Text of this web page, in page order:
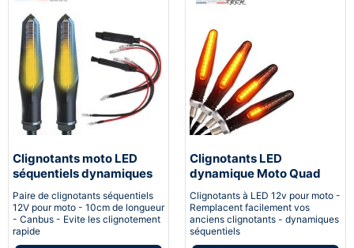
Clignotants moto LED
séquentiels dynamiques
canbus Next-Tech®
Paire de clignotants séquentiels
12V pour moto - 10cm de longueur
- Canbus - Evite les clignotement
rapide
Clignotants LED
dynamique Moto Quad
Scooter Next-Tech®
Clignotants à LED 12v pour moto -
Remplacent facilement vos
anciens clignotants - dynamiques
séquentiels